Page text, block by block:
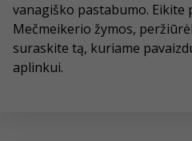
vanagiško pastabumo. Eikite
Mečmeikerio žymos,
suraskite tą, kuriame
aplinkui.